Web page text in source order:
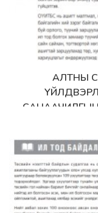
АЛТНЫ